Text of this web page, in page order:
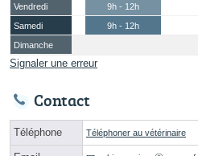
Vendredi
9h - 12h
Samedi
9h - 12h
Dimanche
Signaler une erreur
Contact
Téléphone Téléphoner au vétérinaire